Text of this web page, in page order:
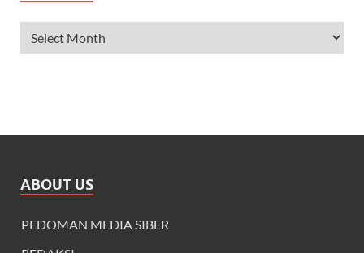
ABOUT US
PEDOMAN MEDIA SIBER